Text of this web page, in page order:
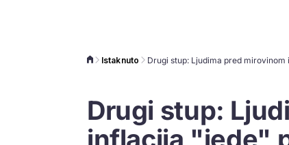
Istaknuto Drugi stup: Ljudima pred
Drugi stup: